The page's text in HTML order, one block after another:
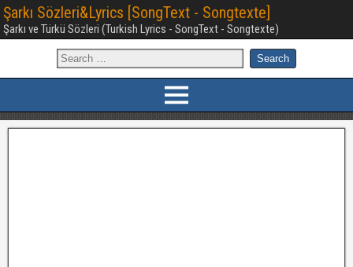
Şarkı Sözleri&Lyrics [SongText - Songtexte]
Şarkı ve Türkü Sözleri (Turkish Lyrics - SongText - Songtexte)